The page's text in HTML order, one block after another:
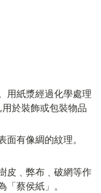
用紙漿經過化學處理
於裝飾或包裝物品
有像綢的紋理。
皮﹑弊布﹑破網等作
蔡侯紙」。